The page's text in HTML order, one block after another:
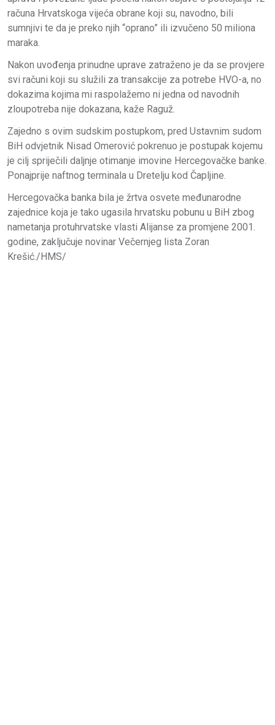
računa Hrvatskoga vijeća obrane koji su, navodno, bili
sumnjivi te da je preko njih “oprano” ili izvučeno 50 miliona
maraka.
Nakon uvođenja prinudne uprave zatraženo je da se provjere
svi računi koji su služili za transakcije za potrebe HVO-a, no
dokazima kojima mi raspolažemo ni jedna od navodnih
zloupotreba nije dokazana, kaže Raguž.
Zajedno s ovim sudskim postupkom, pred Ustavnim sudom
BiH odvjetnik Nisad Omerović pokrenuo je postupak kojemu
je cilj spriječili daljnje otimanje imovine Hercegovačke banke.
Ponajprije naftnog terminala u Dretelju kod Čapljine.
Hercegovačka banka bila je žrtva osvete međunarodne
zajednice koja je tako ugasila hrvatsku pobunu u BiH zbog
nametanja protuhrvatske vlasti Alijanse za promjene 2001.
godine, zaključuje novinar Večernjeg lista Zoran
Krešić./HMS/